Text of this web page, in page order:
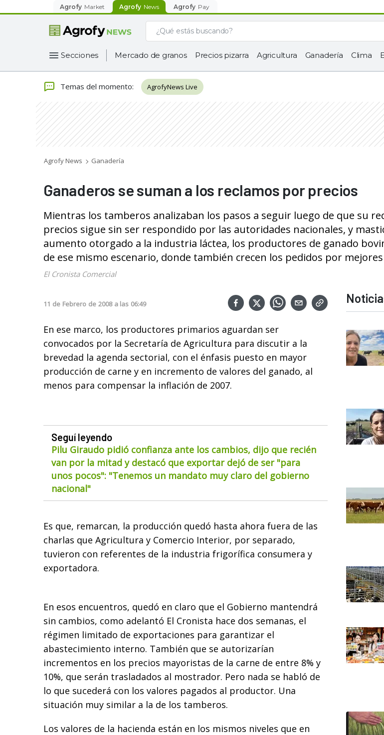
Agrofy Market Agrofy News Agrofy Pay
Secciones Mercado de granos Precios pizarra Agricultura Ganadería Clima
Temas del momento: AgrofyNews Live
Agrofy News Ganadería
Ganaderos se suman a los reclamos por precios
Mientras los tamberos analizaban los pasos a seguir luego de que su
precios sigue sin ser respondido por las autoridades nacionales, y
aumento otorgado a la industria láctea, los productores de ganado
de ese mismo escenario, donde también crecen los pedidos por
El Cronista Comercial
11 de Febrero de 2008 a las 06:49
En ese marco, los productores primarios aguardan ser
convocados por la Secretaría de Agricultura para discutir a la
brevedad la agenda sectorial, con el énfasis puesto en mayor
producción de carne y en incremento de valores del ganado, al
menos para compensar la inflación de 2007.
Seguí leyendo
Pilu Giraudo pidió confianza ante los cambios, dijo que recién
van por la mitad y destacó que exportar dejó de ser "para
unos pocos": "Tenemos un mandato muy claro del gobierno
nacional"
Es que, remarcan, la producción quedó hasta ahora fuera de las
charlas que Agricultura y Comercio Interior, por separado,
tuvieron con referentes de la industria frigorífica consumera y
exportadora.
En esos encuentros, quedó en claro que el Gobierno mantendrá
sin cambios, como adelantó El Cronista hace dos semanas, el
régimen limitado de exportaciones para garantizar el
abastecimiento interno. También que se autorizarían
incrementos en los precios mayoristas de la carne de entre 8% y
10%, que serán trasladados al mostrador. Pero nada se habló de
lo que sucederá con los valores pagados al productor. Una
situación muy similar a la de los tamberos.
Los valores de la hacienda están en los mismos niveles que en